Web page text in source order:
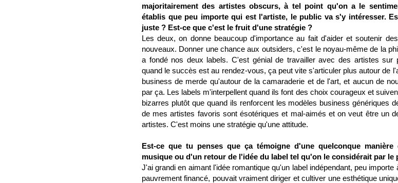
majoritairement des artistes obscurs, à tel point qu'on a le
établis que peu importe qui est l'artiste, le public va s'y intéresser.
juste ? Est-ce que c'est le fruit d'une stratégie ?
Les deux, on donne beaucoup d'importance au fait d'aider et soutenir
nouveaux. Donner une chance aux outsiders, c'est le noyau-même de la
a fondé nos deux labels. C'est génial de travailler avec des artistes sur
quand le succès est au rendez-vous, ça peut vite s'articuler plus autour de
business de merde qu'autour de la camaraderie et de l'art, et aucun de
par ça. Les labels m'interpellent quand ils font des choix courageux et
bizarres plutôt que quand ils renforcent les modèles business génériques
de mes artistes favoris sont ésotériques et mal-aimés et on veut être un
artistes. C'est moins une stratégie qu'une attitude.
Est-ce que tu penses que ça témoigne d'une quelconque
musique ou d'un retour de l'idée du label tel qu'on le considérait par le
J'ai grandi en aimant l'idée romantique qu'un label indépendant, peu importe
pauvrement financé, pouvait vraiment diriger et cultiver une esthétique